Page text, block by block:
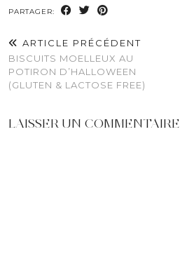
PARTAGER:
ARTICLE PRÉCÉDENT
BISCUITS MOELLEUX AU
POTIRON D’HALLOWEEN
(GLUTEN & LACTOSE FREE)
LAISSER UN COMMENTAIRE